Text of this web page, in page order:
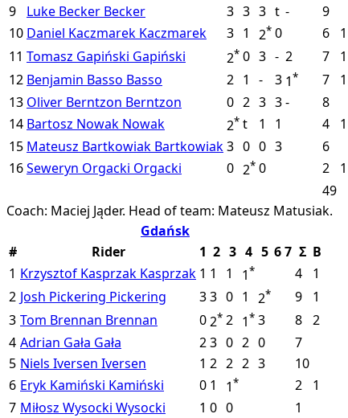
9
Luke Becker Becker 3 3 3 t -
9
10 Daniel Kaczmarek Kaczmarek 3 1 2* 0 6
1
11 Tomasz Gapiński Gapiński 2* 0 3 - 2 7
1
12 Benjamin Basso Basso 2 1 - 3 1* 7
1
13 Oliver Berntzon Berntzon 0 2 3 3-
8
14 Bartosz Nowak Nowak 2* t 1 1 4
1
15 Mateusz Bartkowiak Bartkowiak3 0 0 3
6
16Seweryn Orgacki Orgacki 0 2* 0 2
1
49
Coach: Maciej Jąder. Head of team: Mateusz Matusiak.
Gdańsk
#
Rider 1 2 3 4 5 67 Σ B
1 Krzysztof Kasprzak Kasprzak 1 1 1 1* 4
1
2 Josh Pickering Pickering 33 0 1 2* 9
1
3 Tom Brennan Brennan 02* 2 1* 3 8 2
4 Adrian Gała Gała 23 0 2 0
7
5 Niels Iversen Iversen 1 2 2 2 3
10
6 Eryk Kamiński Kamiński 0 1 1* 2
1
7 Miłosz Wysocki Wysocki 1 0 0
1